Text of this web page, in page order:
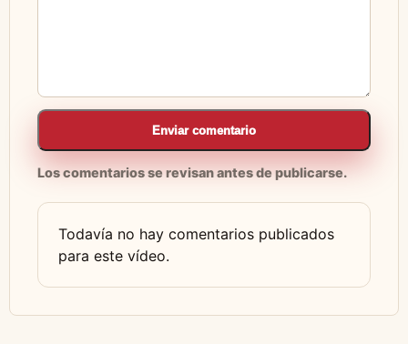
Enviar comentario
Los comentarios se revisan antes de publicarse.
Todavía no hay comentarios publicados
para este vídeo.